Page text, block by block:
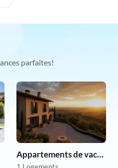
parfaites!
Appartements de vacances pas chers